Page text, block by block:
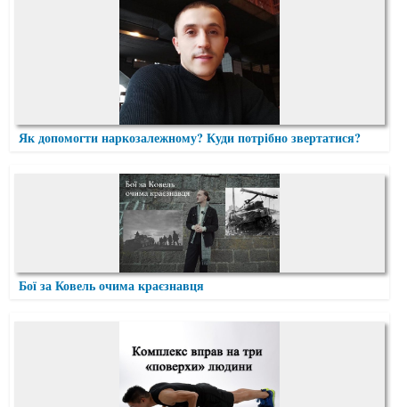
Як допомогти наркозалежному? Куди потрібно звертатися?
Бої за Ковель очима краєзнавця